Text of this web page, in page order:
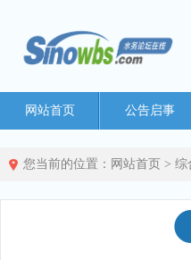
网站首页 公告启事
您当前的位置： 网站首页 > 综